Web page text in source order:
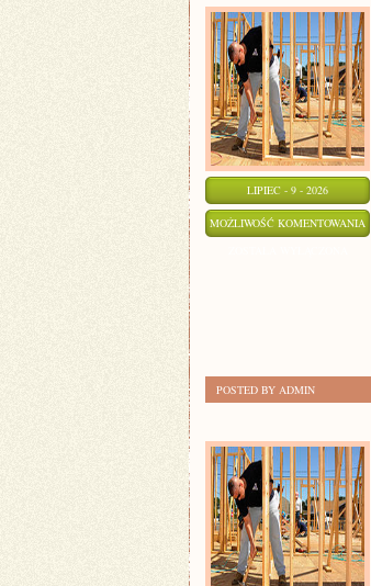
LIPIEC - 9 - 2026
MOŻLIWOŚĆ KOMENTOWANIA
POSTED BY ADMIN